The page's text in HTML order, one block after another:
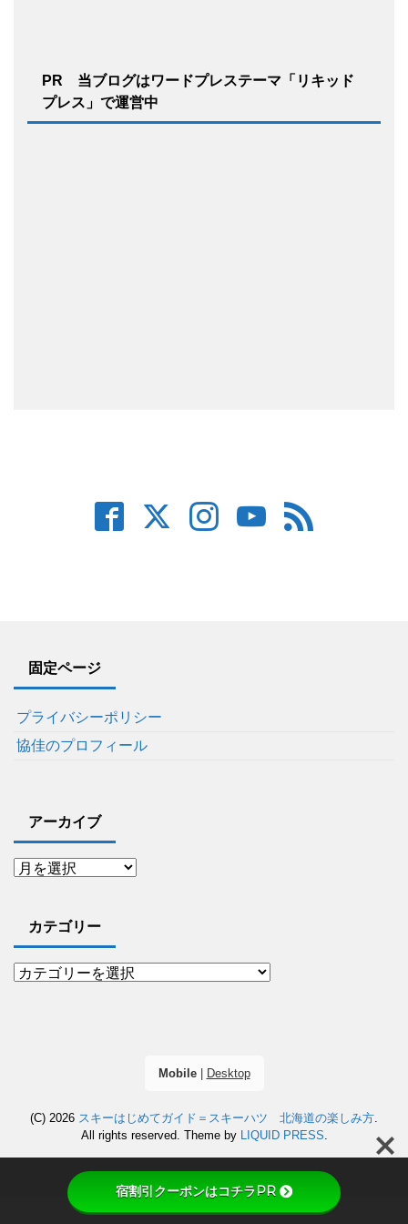
PR 当ブログはワードプレステーマ「リキッド
プレス」で運営中
固定ページ
プライバシーポリシー
協佳のプロフィール
アーカイブ
カテゴリー
Mobile| Desktop
(C) 2026 スキーはじめてガイド＝スキーハツ 北海道の楽しみ方.
All rights reserved. Theme by LIQUID PRESS.
宿割引クーポンはコチラPR